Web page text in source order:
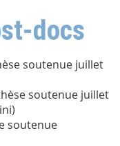
docs
soutenue juillet
soutenue juillet
soutenue